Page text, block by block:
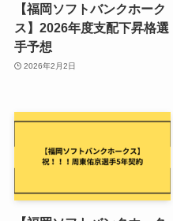
【福岡ソフトバンクホーク
ス】2026年度支配下昇格選
手予想
2026年2月2日